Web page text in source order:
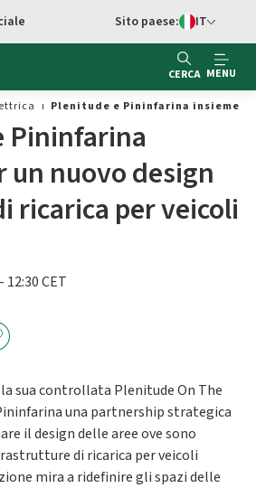
Switch di
Sito paese: IT
CERCA MENU
Plenitude e Pininfarina insieme
Pininfarina
un nuovo design
ricarica per veicoli
CET
sua controllata Plenitude On The
una partnership strategica
il design delle aree ove sono
di ricarica per veicoli
mira a ridefinire gli spazi delle